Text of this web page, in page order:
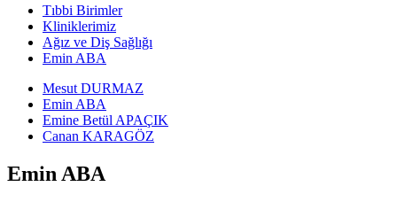
Tıbbi Birimler
Kliniklerimiz
Ağız ve Diş Sağlığı
Emin ABA
Mesut DURMAZ
Emin ABA
Emine Betül APAÇIK
Canan KARAGÖZ
Emin ABA